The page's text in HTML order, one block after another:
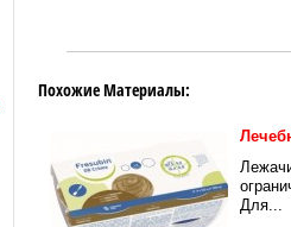
Похожие Материалы:
Для...